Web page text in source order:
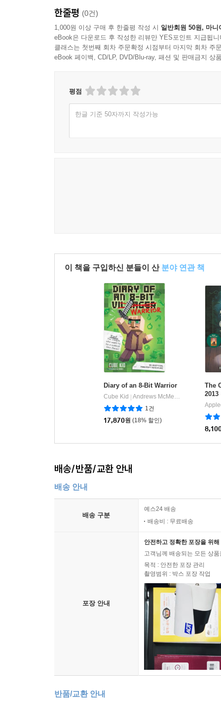
한줄평 (0건)
1,000원 이상 구매 후 한줄평 작성 시 일반회원 50원, 마니
eBook은 다운로드 후 작성한 리뷰만 YES포인트 지급됩니
클래스는 첫번째 회차 주문확정 시점부터 마지막 회차 주
eBook 페이백, CD/LP, DVD/Blu-ray, 패션 및 판매금지 상
평점
한글 기준 50자까지 작성가능
이 책을 구입하신 분들이 산 분야 연관 책
Diary of an 8-Bit Warrior
Cube Kid
Andrews McMeel Publishing
1건
17,870원 (18% 할인)
The
2013
배송/반품/교환 안내
배송 안내
배송 구분
예스24 배송
배송비 : 무료배송
포장 안내
안전하고 정확한 포장을 위
고객님께 배송되는 모든 상
목적 : 안전한 포장 관리
촬영범위 : 박스 포장 작업
반품/교환 안내